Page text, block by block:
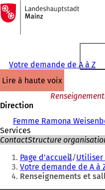
Accéder au contenu
Vers
la
page
d'accueil
Votre demande de A à Z
lire à haute voix
Direction
Femme Ramona
Services
ContactStructure
Vous
êtes
ici
Page d'accueil Utiliser
Votre demande de A à
Renseignements et